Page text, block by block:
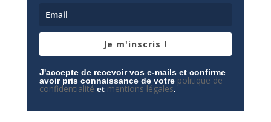
Je m'inscris !
J'accepte de recevoir vos e-mails et confirme
avoir pris connaissance de votre politique de
confidentialité et mentions légales.